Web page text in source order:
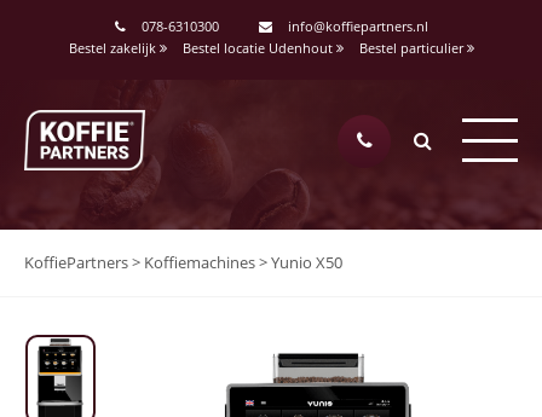
078-6310300
info@koffiepartners.nl
Bestel zakelijk
Bestel locatie Udenhout Bestel particulier
KoffiePartners> Koffiemachines>Yunio X50